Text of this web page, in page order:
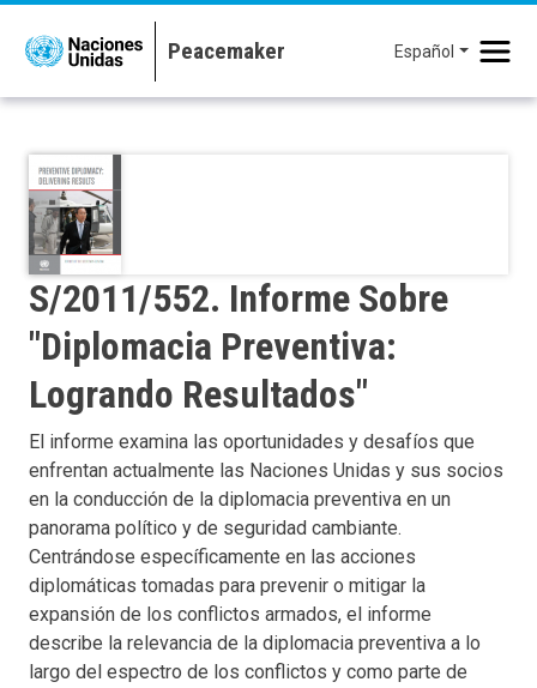
Pasar al contenido principal
Español
S/2011/552. Informe Sobre
"Diplomacia Preventiva:
Logrando Resultados"
El informe examina las oportunidades y desafíos que
enfrentan actualmente las Naciones Unidas y sus socios
en la conducción de la diplomacia preventiva en un
panorama político y de seguridad cambiante.
Centrándose específicamente en las acciones
diplomáticas tomadas para prevenir o mitigar la
expansión de los conflictos armados, el informe
describe la relevancia de la diplomacia preventiva a lo
largo del espectro de los conflictos y como parte de